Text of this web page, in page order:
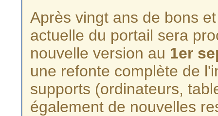
Après vingt ans de bons
actuelle du portail sera
nouvelle version au 1er
une refonte complète de
supports (ordinateurs,
également de nouvelles